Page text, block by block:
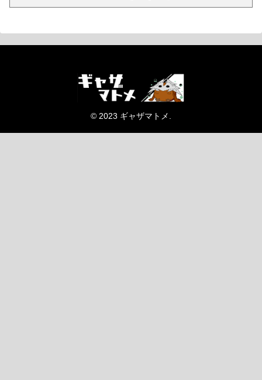
© 2023 ギャザマトメ.